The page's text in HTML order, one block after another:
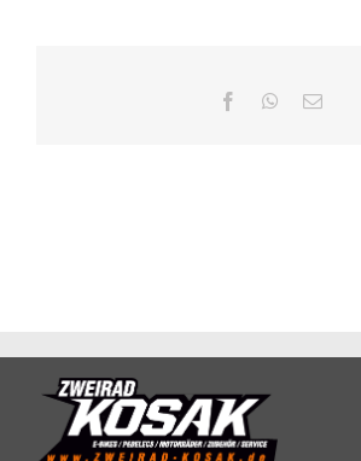
FacebookWhatsApp
E-